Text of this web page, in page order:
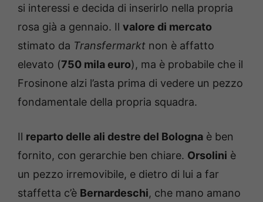
si interessi e decida di inserirlo nella propria
rosa già a gennaio. Il valore di mercato
stimato da Transfermarkt non è affatto
elevato (750 mila euro), ma è probabile che il
Frosinone alzi l’asta prima di vedere un pezzo
fondamentale della propria squadra.
Il reparto delle ali destre del Bologna è ben
fornito, con gerarchie ben chiare. Orsolini è
un pezzo irremovibile, e dietro di lui a far
staffetta c’è Bernardeschi, che mano amano